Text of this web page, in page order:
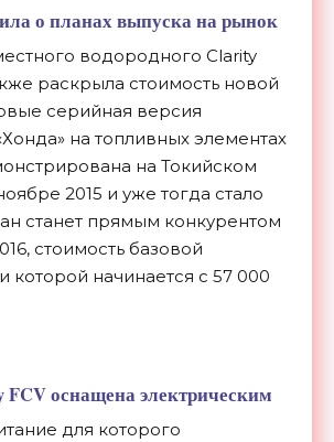
о планах выпуска на рынок
водородного Clarity
раскрыла стоимость новой
серийная версия
на топливных элементах
на Токийском
2015 и уже тогда стало
станет прямым конкурентом
стоимость базовой
которой начинается с 57 000
FCV оснащена электрическим
для которого